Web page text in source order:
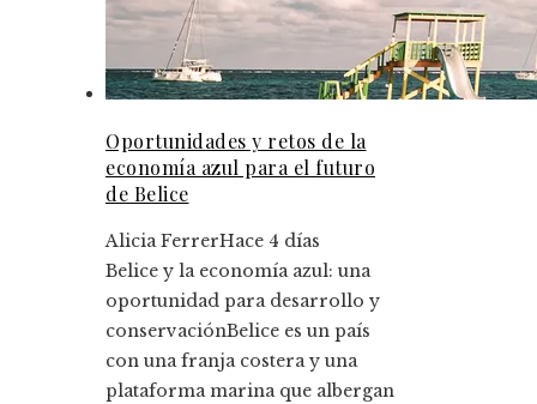
Oportunidades y retos de la
economía azul para el futuro
de Belice
Alicia FerrerHace 4 días
Belice y la economía azul: una
oportunidad para desarrollo y
conservaciónBelice es un país
con una franja costera y una
plataforma marina que albergan